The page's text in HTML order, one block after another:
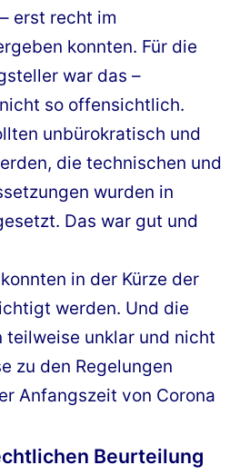
erst recht im
konnten. Für die
war das –
so offensichtlich.
unbürokratisch und
die technischen und
wurden in
Das war gut und
in der Kürze der
werden. Und die
teilweise unklar und nicht
zu den Regelungen
Anfangszeit von Corona
Beurteilung